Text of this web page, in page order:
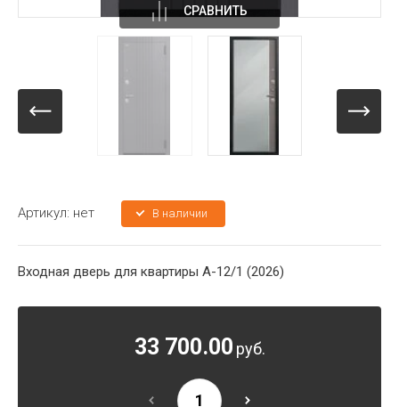
СРАВНИТЬ
Артикул: нет В наличии
Входная дверь для квартиры A-12/1 (2026)
33 700.00 руб.